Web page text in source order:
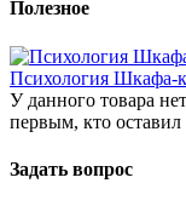
Полезное
Психология Шкафа-
У данного товара
первым, кто оставил
Задать вопрос